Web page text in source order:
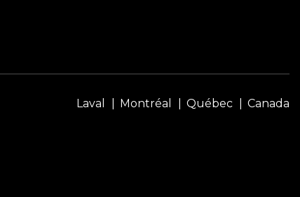
Laval Montréal Québec Canada